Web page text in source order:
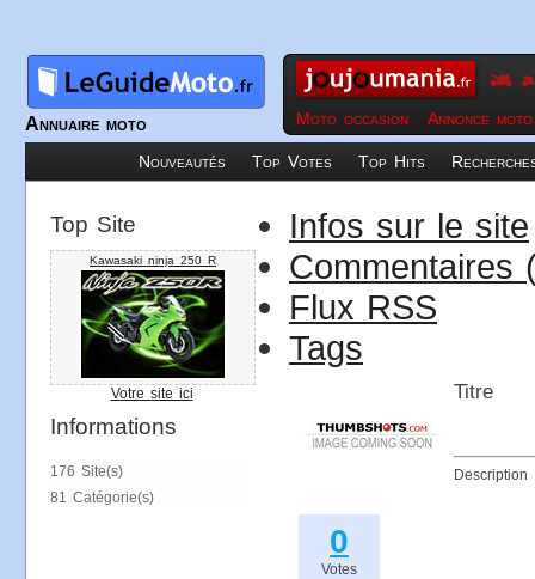
Annuaire moto Moto occasion Annonce moto
Nouveautés Top Votes Top Hits
Top Site
Kawasaki ninja 250 R
Votre site ici
Informations
176 Site(s)
81 Catégorie(s)
Infos sur le site
Commentaires
Flux RSS
Tags
0
Votes
Titre
Description